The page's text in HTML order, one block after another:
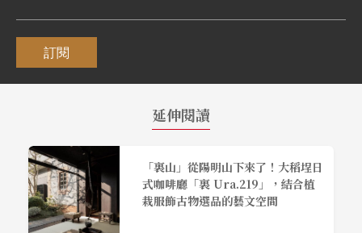
訂閱
延伸閱讀
「裏山」從陽明山下來了！大稻埕日
式咖啡廳「裏 Ura.219」，結合植
栽服飾古物選品的藝文空間